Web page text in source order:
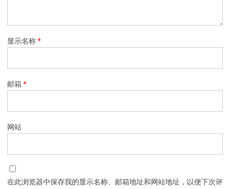
显示名称*
邮箱*
网站
在此浏览器中保存我的显示名称、邮箱地址和网站地址，以便下次评